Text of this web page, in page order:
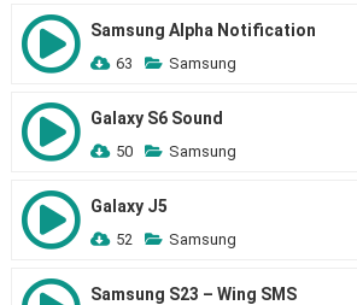
Samsung Alpha Notification
63 Samsung
Galaxy S6 Sound
50 Samsung
Galaxy J5
52 Samsung
Samsung S23 – Wing SMS